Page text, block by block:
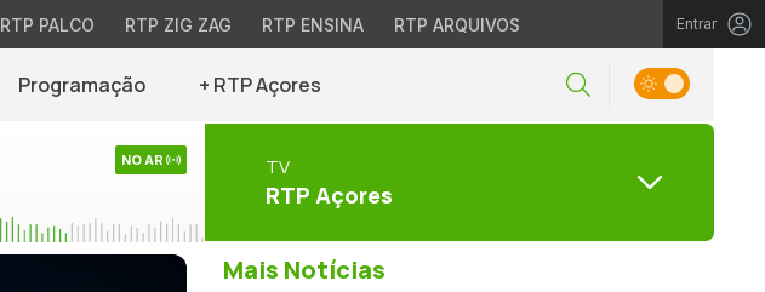
RTP PALCO RTP ZIG ZAG RTP ENSINA RTP ARQUIVOS Entrar
Programação + RTP Açores
NO AR TV
RTP Açores
Mais Notícias